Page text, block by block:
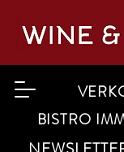
BISTRO